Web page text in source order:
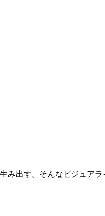
み出す。そんなビジュア